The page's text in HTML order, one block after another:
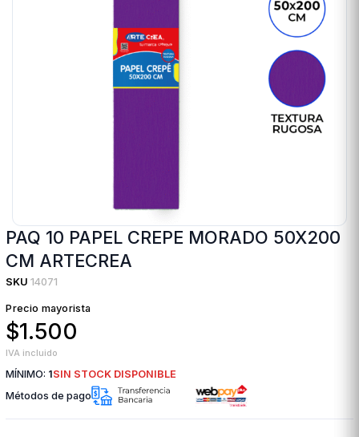
PAQ 10 PAPEL CREPE MORADO 50X200
CM ARTECREA
SKU 14071
Precio mayorista
$1.500
IVA incluido
MÍNIMO: 1SIN STOCK DISPONIBLE
Métodos de pago